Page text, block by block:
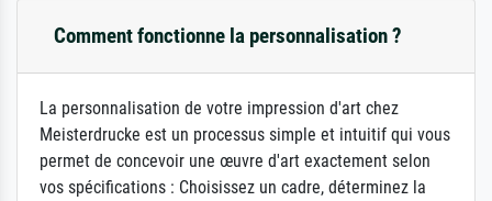
Comment fonctionne la personnalisation ?
La personnalisation de votre impression d'art chez
Meisterdrucke est un processus simple et intuitif qui vous
permet de concevoir une œuvre d'art exactement selon
vos spécifications : Choisissez un cadre, déterminez la